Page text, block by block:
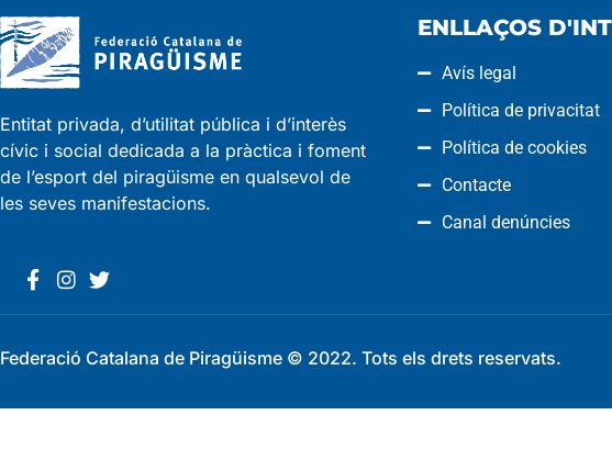
Entitat privada, d’utilitat pública i d’interès
cívic i social dedicada a la pràctica i foment
de l’esport del piragüisme en qualsevol de
les seves manifestacions.
ENLLAÇOS
Avís legal
Política de privacitat
Política de cookies
Contacte
Canal denúncies
Federació Catalana de Piragüisme © 2022. Tots els drets reservats.